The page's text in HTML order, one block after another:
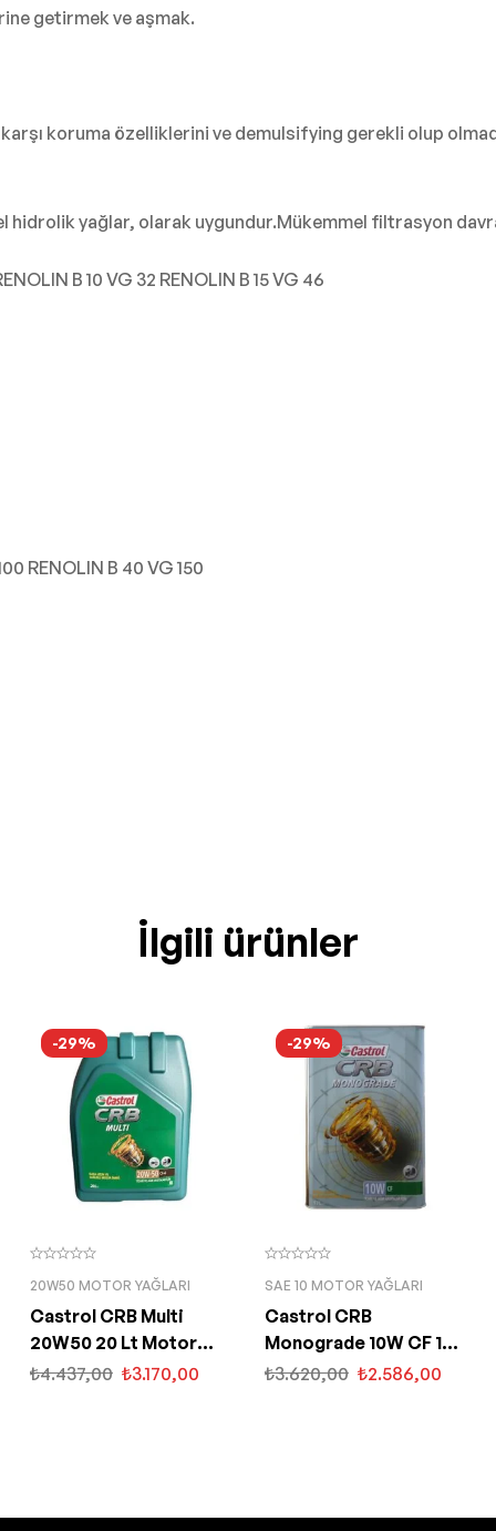
getirmek ve aşmak.
koruma özelliklerini ve demulsifying gerekli olup
yağlar, olarak uygundur.Mükemmel filtrasyon
B 10 VG 32 RENOLIN B 15 VG 46
RENOLIN B 40 VG 150
İlgili ürünler
-29%
20W50 MOTOR YAĞLARI
Castrol CRB Multi
20W50 20 Lt Motor
Yağı
₺4.437,00 ₺3.170,00
-29%
SAE 10 MOTOR YAĞLARI
Castrol CRB
Monograde 10W CF 15
Kg Motor Yağı
₺3.620,00 ₺2.586,00